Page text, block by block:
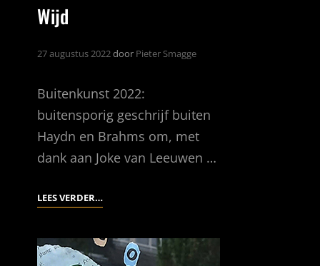
Wijd
27 augustus 2022door Pieter Smagge
Buitenkunst 2022:
buitensporig geschrijf buiten
Haydn en Brahms om, met
dank aan Joke van Leeuwen …
LEES VERDER…WIJD